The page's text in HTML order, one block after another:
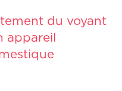
du voyant
appareil